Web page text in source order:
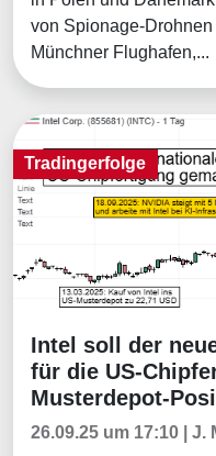
von Spionage-
Münchner Flughafen,...
Tradingerfolge
Tradingerfolge
Intel soll der
für die US-
Musterdepot-
26.09.25 um 17:10 | J.